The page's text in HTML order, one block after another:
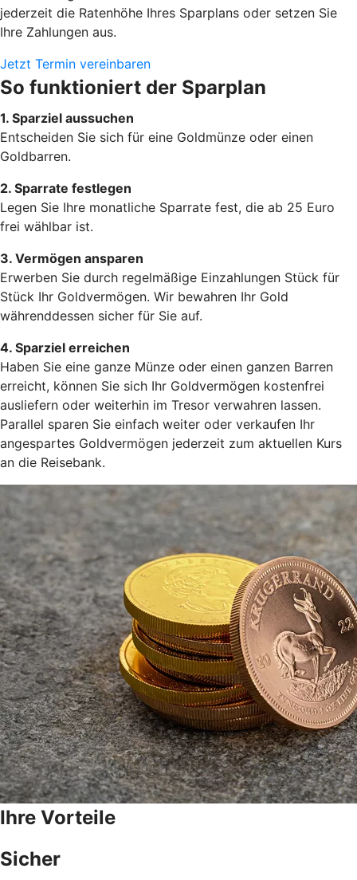
jederzeit die Ratenhöhe Ihres Sparplans oder setzen Sie
Ihre Zahlungen aus.
Jetzt Termin vereinbaren
So funktioniert der Sparplan
1. Sparziel aussuchen
Entscheiden Sie sich für eine Goldmünze oder einen
Goldbarren.
2. Sparrate festlegen
Legen Sie Ihre monatliche Sparrate fest, die ab 25 Euro
frei wählbar ist.
3. Vermögen ansparen
Erwerben Sie durch regelmäßige Einzahlungen Stück für
Stück Ihr Goldvermögen. Wir bewahren Ihr Gold
währenddessen sicher für Sie auf.
4. Sparziel erreichen
Haben Sie eine ganze Münze oder einen ganzen Barren
erreicht, können Sie sich Ihr Goldvermögen kostenfrei
ausliefern oder weiterhin im Tresor verwahren lassen.
Parallel sparen Sie einfach weiter oder verkaufen Ihr
angespartes Goldvermögen jederzeit zum aktuellen Kurs
an die Reisebank.
Ihre Vorteile
Sicher